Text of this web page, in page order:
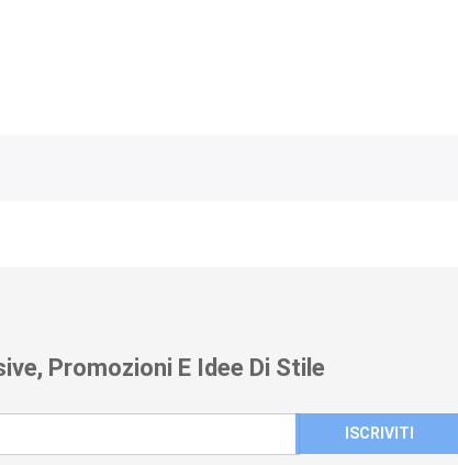
Promozioni E Idee Di Stile